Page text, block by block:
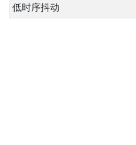
低时序抖动